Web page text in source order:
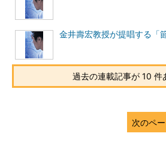
いきたいので、よろしくお願いします」
分を認めてもらう。そして、自分がやる
げ、納得できる処遇を得る。
では、エンプロイアビリティをどのよ
ばいいのでしょうか？
キャリア仮説の存在だと、佐々木氏は指
仮説とは、自分らしい仕事とはどのよう
金井壽宏教授が提唱する「
過去の連載記事が 10 件
次のペ